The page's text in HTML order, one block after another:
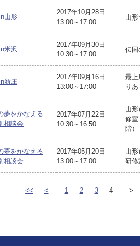
山形
2017年10月28日
13:00～17:00
山形
米沢
2017年09月30日
10:30～17:00
伝
新庄
2017年09月16日
13:00～17:00
最上
りあ
夢をかなえる
相談会
2017年07月22日
10:30～16:50
山
修室
階）
夢をかなえる
相談会
2017年05月20日
13:00～17:00
山
研修
<< < 1 2 3 4 >